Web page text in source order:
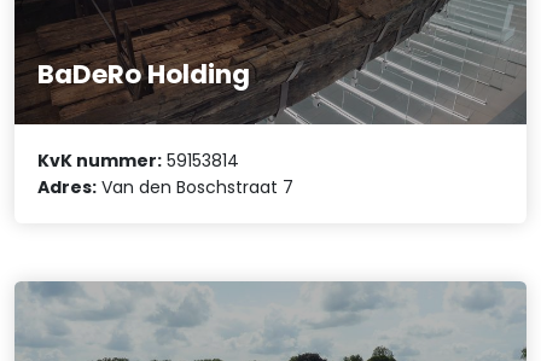
BaDeRo Holding
KvK nummer: 59153814
Adres: Van den Boschstraat 7